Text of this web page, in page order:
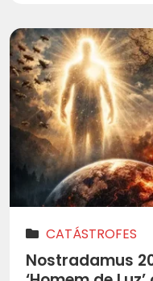
CATÁSTROFES
Nostradamus